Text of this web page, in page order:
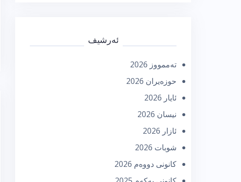
ئەرشیف
تەممووز 2026
حوزه‌یران 2026
ئایار 2026
نیسان 2026
ئازار 2026
شوبات 2026
كانونی دووه‌م 2026